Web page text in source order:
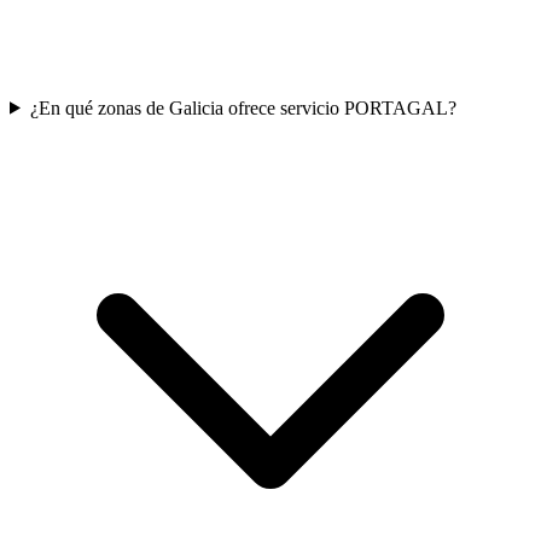
¿En qué zonas de Galicia ofrece servicio PORTAGAL?